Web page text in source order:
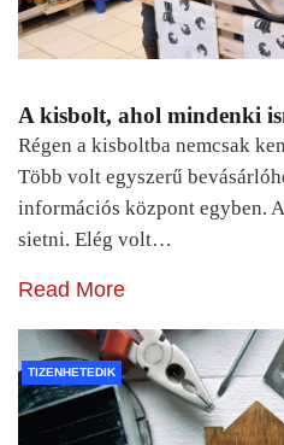
A kisbolt, ahol mindenki
Régen a kisboltba nemcsak
Több volt egyszerű
információs központ egyben.
sietni. Elég volt…
Read More
TIZENHETEDIK